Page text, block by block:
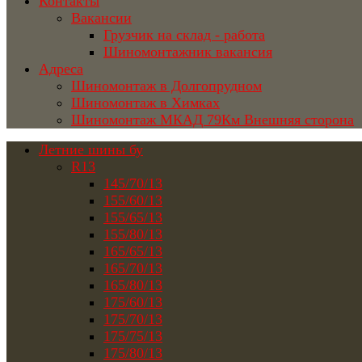
Вакансии
Грузчик на склад - работа
Шиномонтажник вакансия
Адреса
Шиномонтаж в Долгопрудном
Шиномонтаж в Химках
Шиномонтаж МКАД 79Км Внешняя сторона
Летние шины бу
R13
145/70/13
155/60/13
155/65/13
155/80/13
165/65/13
165/70/13
165/80/13
175/60/13
175/70/13
175/75/13
175/80/13